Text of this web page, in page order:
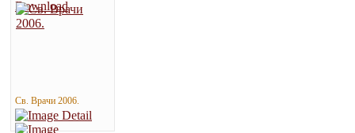
Св. Врачи 2006.